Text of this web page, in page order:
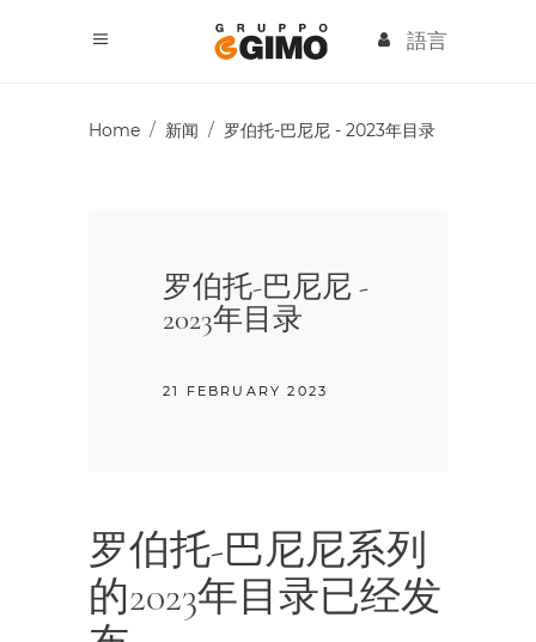
語言
Home / 新闻 / 罗伯托-巴尼尼 - 2023年目录
罗伯托-巴尼尼 -
2023年目录
21 FEBRUARY 2023
罗伯托-巴尼尼系列
的2023年目录已经发